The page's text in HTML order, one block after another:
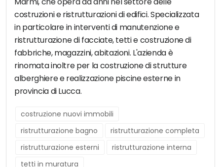
costruzioni e ristrutturazioni di edifici. Specializzata
in particolare in interventi di manutenzione e
ristrutturazione di facciate, tetti e costruzione di
fabbriche, magazzini, abitazioni. L'azienda è
rinomata inoltre per la costruzione di strutture
alberghiere e realizzazione piscine esterne in
provincia di Lucca.
costruzione nuovi immobili
ristrutturazione bagno
ristrutturazione completa
ristrutturazione esterni
ristrutturazione interna
tetti in muratura